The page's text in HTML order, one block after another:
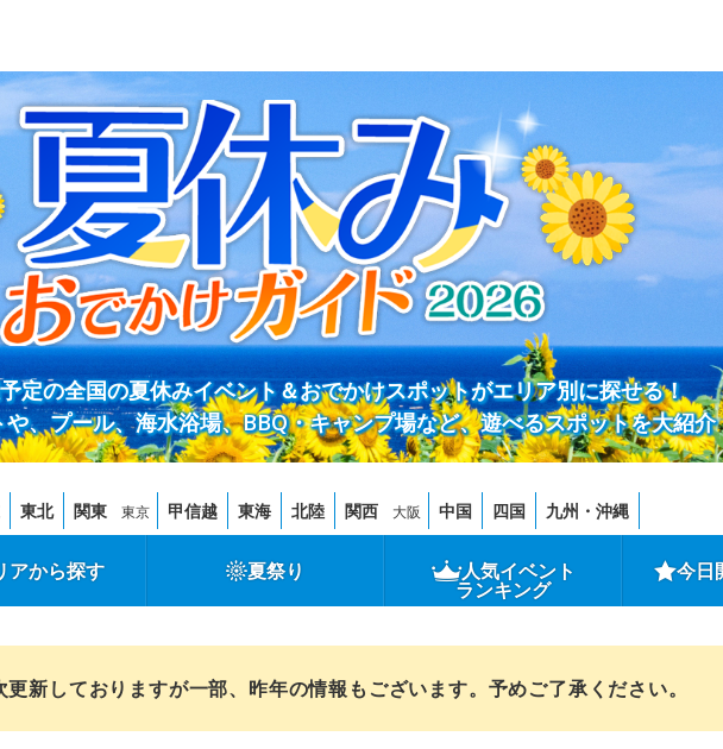
定の全国の夏休みイベント＆おでかけスポットがエリア別に探せる！
、プール、海水浴場、BBQ・キャンプ場など、遊べるスポットを大紹介
東北 関東 東京 甲信越 東海 北陸 関西 大阪 中国 四国 九州・沖縄
アから探す 夏祭り 人気イベント
ランキング
今日
新しておりますが一部、昨年の情報もございます。予めご了承ください。